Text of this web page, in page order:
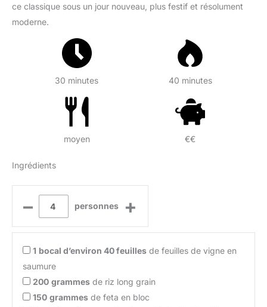
ce classique sous un jour nouveau, plus festif et résolument
moderne.
30 minutes 40 minutes
moyen €€
Ingrédients
– personnes +
1 bocal d’environ 40 feuilles de feuilles de vigne en
saumure
200 grammes de riz long grain
150 grammes de feta en bloc